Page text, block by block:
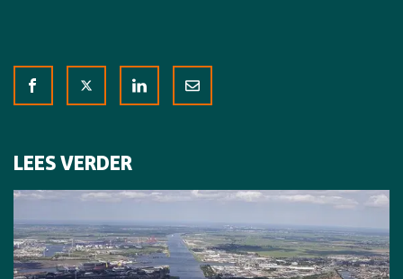
LEES VERDER